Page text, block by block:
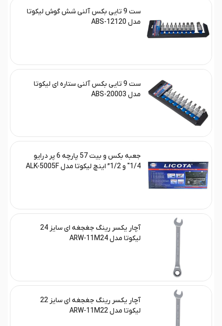
ست 9 تایی بکس آلنی شش گوش لیکوتا
مدل ABS-12120
ست 9 تایی بکس آلنی ستاره ای لیکوتا
مدل ABS-20003
جعبه بکس و بیت 57 پارچه 6 پر درایو
1/4″ و 1/2” اینچ لیکوتا مدل ALK-5005F
آچار یکسر رینگ جغجغه ای سایز 24
لیکوتا مدل ARW-11M24
آچار یکسر رینگ جغجغه ای سایز 22
لیکوتا مدل ARW-11M22